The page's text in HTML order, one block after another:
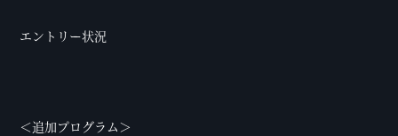
エントリー状況
＜追加プログラム＞